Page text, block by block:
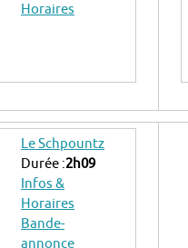
Horaires
Le Schpountz
Durée :2h09
Infos &
Horaires
Bande-
annonce